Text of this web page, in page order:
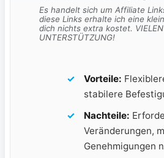
Es handelt sich um Affiliate
diese Links erhalte ich eine
dich nichts extra kostet.
UNTERSTÜTZUNG!
Vorteile:
stabilere
Nachteile:
‍Veränderungen,
Genehmigungen